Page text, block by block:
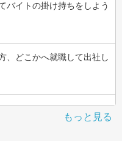
バイトの掛け持ちをしよう
、どこかへ就職して出社し
もっと見る